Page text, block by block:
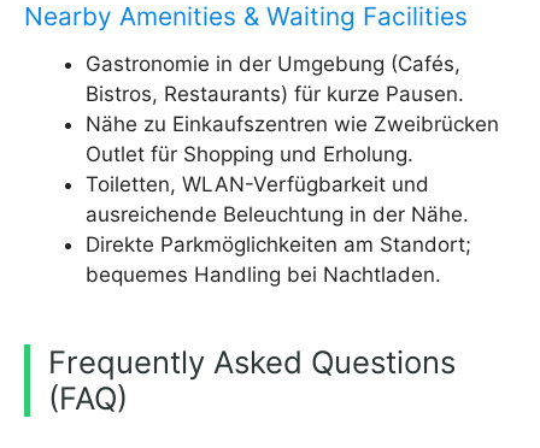
Nearby Amenities & Waiting Facilities
Gastronomie in der Umgebung (Cafés,
Bistros, Restaurants) für kurze Pausen.
Nähe zu Einkaufszentren wie Zweibrücken
Outlet für Shopping und Erholung.
Toiletten, WLAN-Verfügbarkeit und
ausreichende Beleuchtung in der Nähe.
Direkte Parkmöglichkeiten am Standort;
bequemes Handling bei Nachtladen.
Frequently Asked Questions
(FAQ)